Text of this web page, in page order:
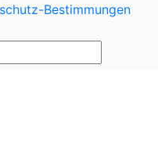
Bestimmungen